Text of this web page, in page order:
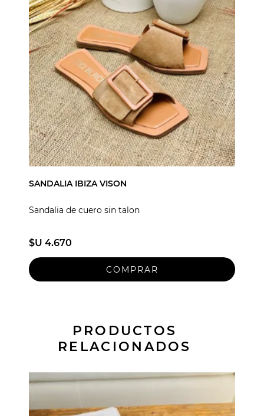
SANDALIA IBIZA VISON
Sandalia de cuero sin talon
$U 4.670
PRODUCTOS
RELACIONADOS